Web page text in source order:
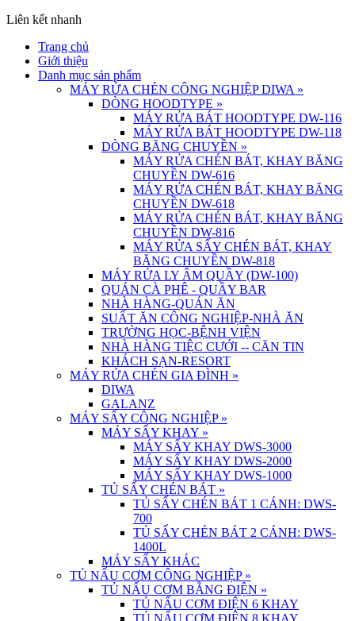
Liên kết nhanh
Trang chủ
Giới thiệu
Danh mục sản phẩm
MÁY RỬA CHÉN CÔNG NGHIỆP DIWA »
DÒNG HOODTYPE »
MÁY RỬA BÁT HOODTYPE DW-116
MÁY RỬA BÁT HOODTYPE DW-118
DÒNG BĂNG CHUYỀN »
MÁY RỬA CHÉN BÁT, KHAY BĂNG
CHUYỀN DW-616
MÁY RỬA CHÉN BÁT, KHAY BĂNG
CHUYỀN DW-618
MÁY RỬA CHÉN BÁT, KHAY BĂNG
CHUYỀN DW-816
MÁY RỬA SẤY CHÉN BÁT, KHAY
BĂNG CHUYỀN DW-818
MÁY RỬA LY ÂM QUẦY (DW-100)
QUÁN CÀ PHÊ - QUẦY BAR
NHÀ HÀNG-QUÁN ĂN
SUẤT ĂN CÔNG NGHIỆP-NHÀ ĂN
TRƯỜNG HỌC-BỆNH VIỆN
NHÀ HÀNG TIỆC CƯỚI -- CĂN TIN
KHÁCH SẠN-RESORT
MÁY RỬA CHÉN GIA ĐÌNH »
DIWA
GALANZ
MÁY SẤY CÔNG NGHIỆP »
MÁY SẤY KHAY »
MÁY SẤY KHAY DWS-3000
MÁY SẤY KHAY DWS-2000
MÁY SẤY KHAY DWS-1000
TỦ SẤY CHÉN BÁT »
TỦ SẤY CHÉN BÁT 1 CÁNH: DWS-
700
TỦ SẤY CHÉN BÁT 2 CÁNH: DWS-
1400L
MÁY SẤY KHÁC
TỦ NẤU CƠM CÔNG NGHIỆP »
TỦ NẤU CƠM BẰNG ĐIỆN »
TỦ NẤU CƠM ĐIỆN 6 KHAY
TỦ NẤU CƠM ĐIỆN 8 KHAY